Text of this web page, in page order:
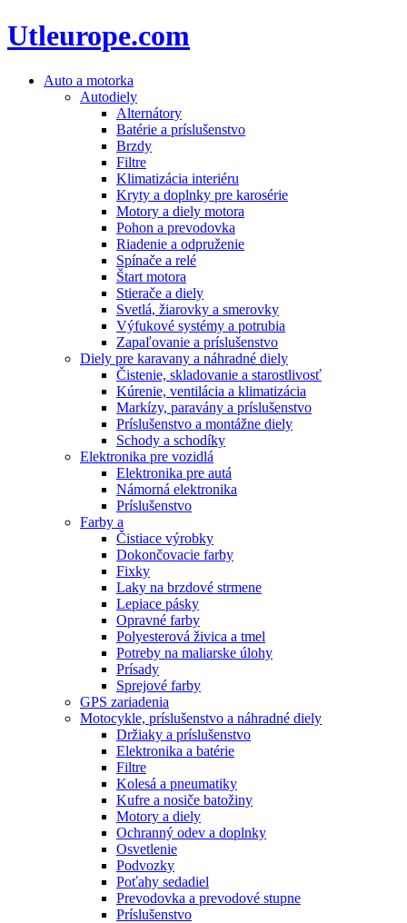
Utleurope.com
Auto a motorka
Autodiely
Alternátory
Batérie a príslušenstvo
Brzdy
Filtre
Klimatizácia interiéru
Kryty a doplnky pre karosérie
Motory a diely motora
Pohon a prevodovka
Riadenie a odpruženie
Spínače a relé
Štart motora
Stierače a diely
Svetlá, žiarovky a smerovky
Výfukové systémy a potrubia
Zapaľovanie a príslušenstvo
Diely pre karavany a náhradné diely
Čistenie, skladovanie a starostlivosť
Kúrenie, ventilácia a klimatizácia
Markízy, paravány a príslušenstvo
Príslušenstvo a montážne diely
Schody a schodíky
Elektronika pre vozidlá
Elektronika pre autá
Námorná elektronika
Príslušenstvo
Farby a
Čistiace výrobky
Dokončovacie farby
Fixky
Laky na brzdové strmene
Lepiace pásky
Opravné farby
Polyesterová živica a tmel
Potreby na maliarske úlohy
Prísady
Sprejové farby
GPS zariadenia
Motocykle, príslušenstvo a náhradné diely
Držiaky a príslušenstvo
Elektronika a batérie
Filtre
Kolesá a pneumatiky
Kufre a nosiče batožiny
Motory a diely
Ochranný odev a doplnky
Osvetlenie
Podvozky
Poťahy sedadiel
Prevodovka a prevodové stupne
Príslušenstvo